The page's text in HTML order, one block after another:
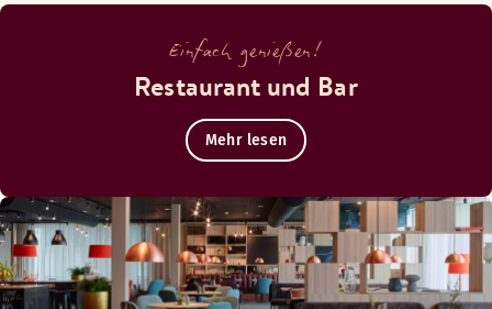
Einfach genießen!
Restaurant und Bar
Mehr lesen